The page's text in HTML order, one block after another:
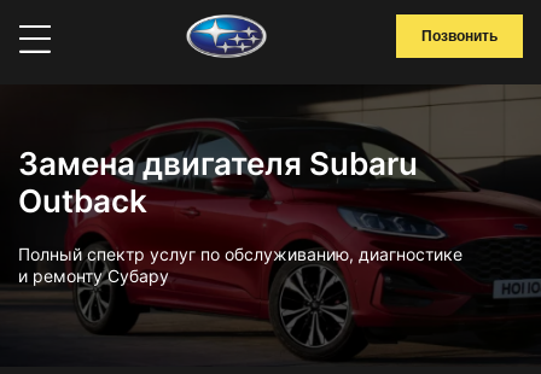
Позвонить
Замена двигателя Subaru
Outback
Полный спектр услуг по обслуживанию, диагностике
и ремонту Субару